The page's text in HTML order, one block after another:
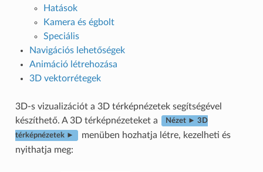
Hatások
Kamera és égbolt
Speciális
Navigációs lehetőségek
Animáció létrehozása
3D vektorrétegek
3D-s vizualizációt a 3D térképnézetek segítségével
készíthető. A 3D térképnézeteket a
Nézet ► 3D
térképnézetek ►
menüben hozhatja létre, kezelheti és
nyithatja meg: